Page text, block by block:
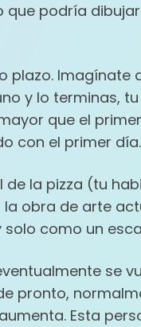
que podría
plazo.
y lo terminas,
que el
con el primer día.
la pizza (tu
obra de arte
como un
se
pronto,
Esta